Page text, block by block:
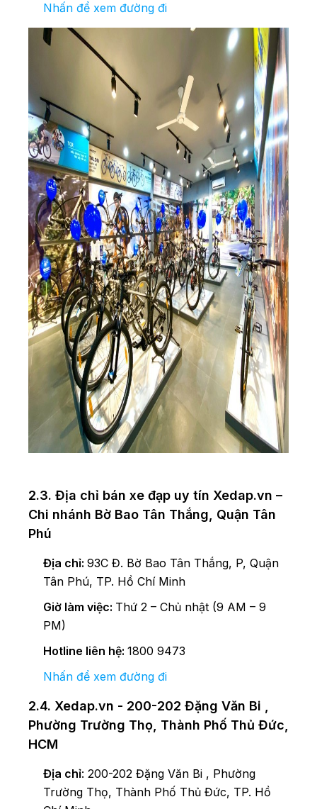
Nhấn để xem đường đi
2.3. Địa chỉ bán xe đạp uy tín Xedap.vn –
Chi nhánh Bờ Bao Tân Thắng, Quận Tân
Phú
Địa chỉ: 93C Đ. Bờ Bao Tân Thắng, P, Quận
Tân Phú, TP. Hồ Chí Minh
Giờ làm việc: Thứ 2 – Chủ nhật (9 AM – 9
PM)
Hotline liên hệ: 1800 9473
Nhấn để xem đường đi
2.4. Xedap.vn - 200-202 Đặng Văn Bi ,
Phường Trường Thọ, Thành Phố Thủ Đức,
HCM
Địa chỉ: 200-202 Đặng Văn Bi , Phường
Trường Thọ, Thành Phố Thủ Đức, TP. Hồ